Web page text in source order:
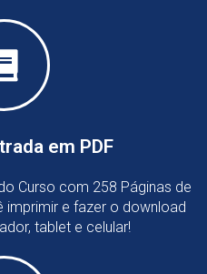
em PDF
Curso com 258 Páginas de
imprimir e fazer o download
tablet e celular!